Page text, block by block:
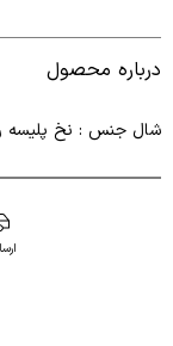
درباره محصول
شال جنس : نخ پلیسه رنگ :